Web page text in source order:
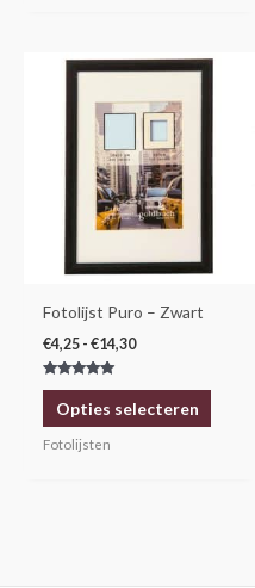
Fotolijst Puro – Zwart
€4,25 - €14,30
Prijsklasse:
tot
€14,30
Gewaardeerd
5.00
uit 5Opties selecteren
Dit
kan
de
Fotolijsten